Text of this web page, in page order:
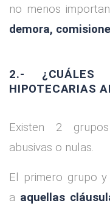
no menos
demora,
2.- ¿CUÁLES
HIPOTECARIAS
Existen 2
abusivas o nulas.
El primero grupo
a aquellas